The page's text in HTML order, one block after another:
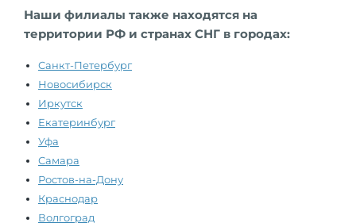
Наши филиалы также находятся на
территории РФ и странах СНГ в городах:
Санкт-Петербург
Новосибирск
Иркутск
Екатеринбург
Уфа
Самара
Ростов-на-Дону
Краснодар
Волгоград